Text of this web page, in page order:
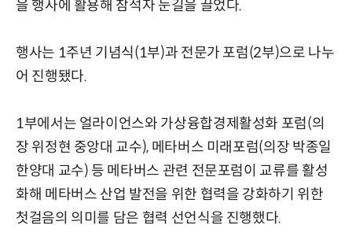
을 행사에 활용해 참석자 눈길을 끌었다.
행사는 1주년 기념식(1부)과 전문가 포럼(2부)으로 나누
어 진행됐다.
1부에서는 얼라이언스와 가상융합경제활성화 포럼(의
장 위정현 중앙대 교수), 메타버스 미래포럼(의장 박종일
한양대 교수) 등 메타버스 관련 전문포럼이 교류를 활성
화해 메타버스 산업 발전을 위한 협력을 강화하기 위한
첫걸음의 의미를 담은 협력 선언식을 진행했다.